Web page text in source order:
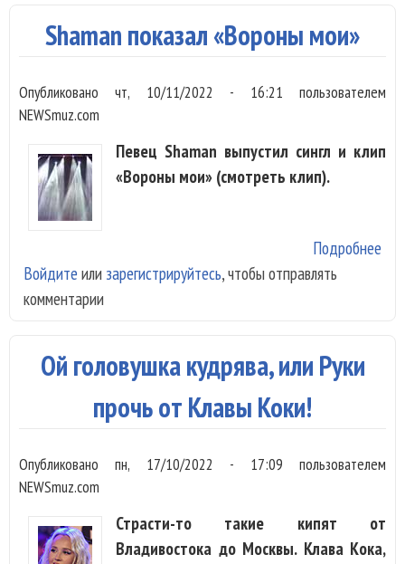
Shaman показал «Вороны мои»
Опубликованочт, 10/11/2022 - 16:21 пользователем
NEWSmuz.com
Певец Shaman выпустил сингл и клип
«Вороны мои» (смотреть клип).
Подробнее
Войдите или зарегистрируйтесь, чтобы отправлять
комментарии
Ой головушка кудрява, или Руки
прочь от Клавы Коки!
Опубликованопн, 17/10/2022 - 17:09 пользователем
NEWSmuz.com
Страсти-то такие кипят от
Владивостока до Москвы. Клава Кока,